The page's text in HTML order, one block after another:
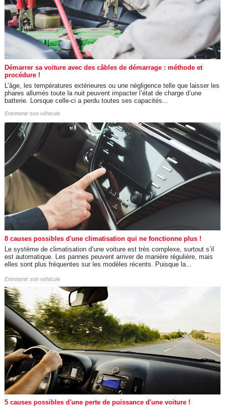
Démarrer sa voiture avec des câbles de démarrage : méthode et
procédure !
L’âge, les températures extérieures ou une négligence telle que laisser les
phares allumés toute la nuit peuvent impacter l’état de charge d’une
batterie. Lorsque celle-ci a perdu toutes ses capacités...
Entretenir son véhicule
8 causes possibles d'une climatisation qui ne fonctionne plus !
Le système de climatisation d’une voiture est très complexe, surtout s’il
est automatique. Les pannes peuvent arriver de manière régulière, mais
elles sont plus fréquentes sur les modèles récents. Puisque la...
Entretenir son véhicule
5 causes possibles d'une perte de puissance d'une voiture !